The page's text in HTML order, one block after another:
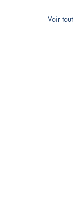
Voir tout